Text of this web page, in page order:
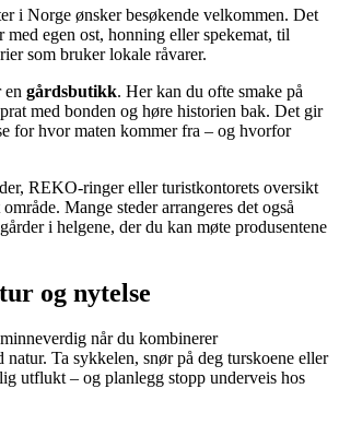
i Norge ønsker besøkende velkommen. Det
egen ost, honning eller spekemat, til
som bruker lokale råvarer.
en gårdsbutikk. Her kan du ofte smake på
med bonden og høre historien bak. Det gir
for hvor maten kommer fra – og hvorfor
REKO-ringer eller turistkontorets oversikt
Mange steder arrangeres det også
i helgene, der du kan møte produsentene
og nytelse
når du kombinerer
natur. Ta sykkelen, snør på deg turskoene eller
utflukt – og planlegg stopp underveis hos